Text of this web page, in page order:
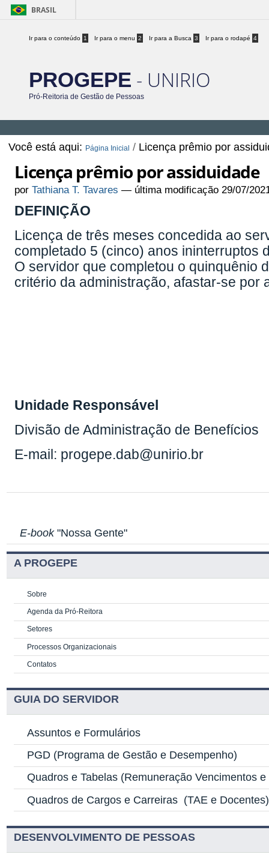
BRASIL
Ir para o conteúdo 1 Ir para o menu 2 Ir para a Busca 3 Ir para o rodapé 4
PROGEPE - UNIRIO
Pró-Reitoria de Gestão de Pessoas
Você está aqui: Página Inicial / Licença prêmio por
Licença prêmio por assiduidade
porTathiana T. Tavares — última modificação 29/07/
DEFINIÇÃO
Licença de três meses concedida ao
completado 5 (cinco) anos ininterruptos
O servidor que completou o quinquênio
critério da administração, afastar-se por
Unidade Responsável
Divisão de Administração de Benefícios
E-mail: progepe.dab@unirio.br
E-book"Nossa Gente"
A PROGEPE
Sobre
Agenda da Pró-Reitora
Setores
Processos Organizacionais
Contatos
GUIA DO SERVIDOR
Assuntos e Formulários
PGD (Programa de Gestão e Desempenho)
Quadros e Tabelas (Remuneração Vencimentos
Quadros de Cargos e Carreiras (TAE e Docentes)
DESENVOLVIMENTO DE PESSOAS